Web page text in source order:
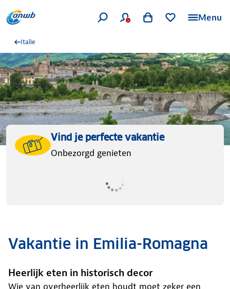
Menu
Italie
Vind je perfecte vakantie
Onbezorgd genieten
Vakantie in Emilia-Romagna
Heerlijk eten in historisch decor
Wie van overheerlijk eten houdt moet zeker een